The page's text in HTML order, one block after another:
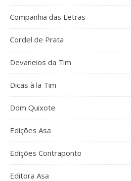
Companhia das Letras
Cordel de Prata
Devaneios da Tim
Dicas à la Tim
Dom Quixote
Edições Asa
Edições Contraponto
Editora Asa